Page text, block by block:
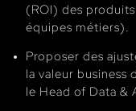
(ROI) des
équipes métiers).
Proposer des
la valeur business
le Head of Data &